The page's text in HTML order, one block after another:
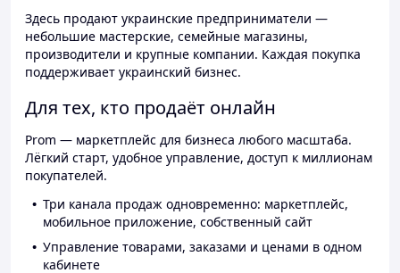
Здесь продают украинские предприниматели —
небольшие мастерские, семейные магазины,
производители и крупные компании. Каждая покупка
поддерживает украинский бизнес.
Для тех, кто продаёт онлайн
Prom — маркетплейс для бизнеса любого масштаба.
Лёгкий старт, удобное управление, доступ к миллионам
покупателей.
Три канала продаж одновременно: маркетплейс,
мобильное приложение, собственный сайт
Управление товарами, заказами и ценами в одном
кабинете